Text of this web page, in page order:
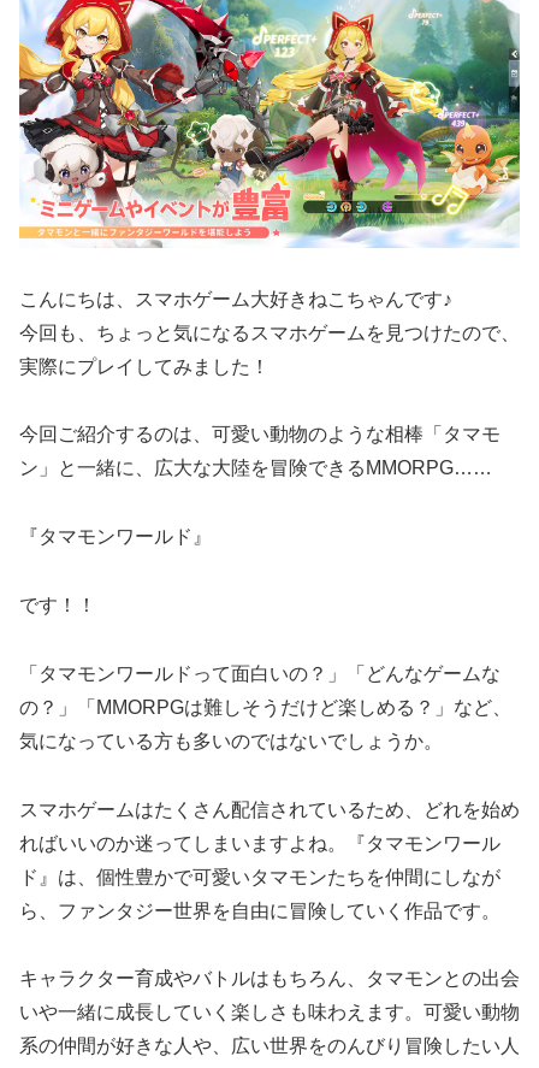
こんにちは、スマホゲーム大好きねこちゃんです♪
今回も、ちょっと気になるスマホゲームを見つけたので、
実際にプレイしてみました！
今回ご紹介するのは、可愛い動物のような相棒「タマモ
ン」と一緒に、広大な大陸を冒険できるMMORPG……
『タマモンワールド』
です！！
「タマモンワールドって面白いの？」「どんなゲームな
の？」「MMORPGは難しそうだけど楽しめる？」など、
気になっている方も多いのではないでしょうか。
スマホゲームはたくさん配信されているため、どれを始め
ればいいのか迷ってしまいますよね。『タマモンワール
ド』は、個性豊かで可愛いタマモンたちを仲間にしなが
ら、ファンタジー世界を自由に冒険していく作品です。
キャラクター育成やバトルはもちろん、タマモンとの出会
いや一緒に成長していく楽しさも味わえます。可愛い動物
系の仲間が好きな人や、広い世界をのんびり冒険したい人